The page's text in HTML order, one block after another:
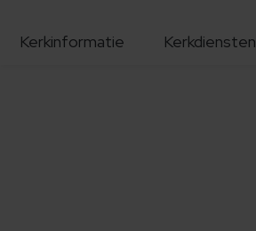
Kerkinformatie Kerkdiensten